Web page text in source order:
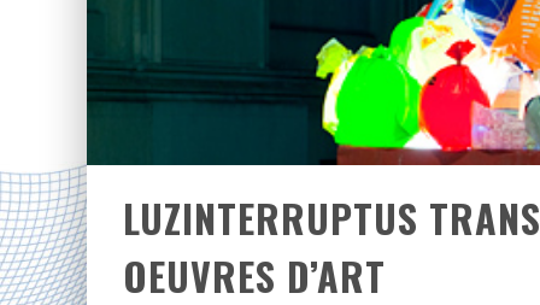
LUZINTERRUPTUS
OEUVRES D’ART